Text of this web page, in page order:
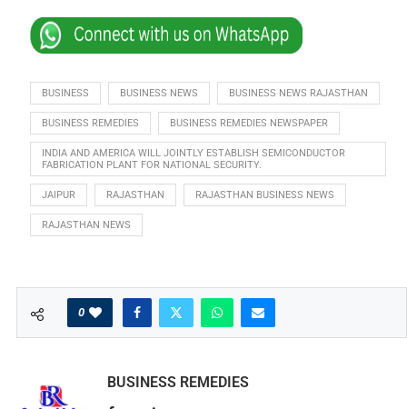
BUSINESS BUSINESS NEWS BUSINESS NEWS RAJASTHAN
BUSINESS REMEDIES BUSINESS REMEDIES NEWSPAPER
INDIA AND AMERICA WILL JOINTLY ESTABLISH SEMICONDUCTOR
FABRICATION PLANT FOR NATIONAL SECURITY.
JAIPUR RAJASTHAN RAJASTHAN BUSINESS NEWS
RAJASTHAN NEWS
0
BUSINESS REMEDIES